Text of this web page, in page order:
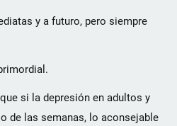
y a futuro, pero siempre
si la depresión en adultos y
de las semanas, lo aconsejable